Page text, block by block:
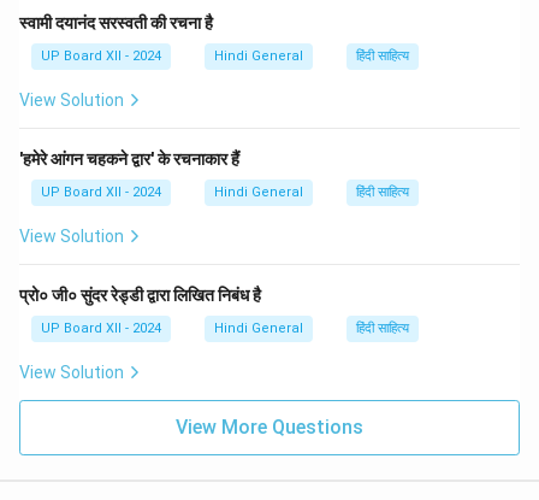
स्वामी दयानंद सरस्वती की रचना है
UP Board XII - 2024 Hindi General हिंदी साहित्य
View Solution
'हमेरे आंगन चहकने द्वार' के रचनाकार हैं
UP Board XII - 2024 Hindi General हिंदी साहित्य
View Solution
प्रो० जी० सुंदर रेड्डी द्वारा लिखित निबंध है
UP Board XII - 2024 Hindi General हिंदी साहित्य
View Solution
View More Questions